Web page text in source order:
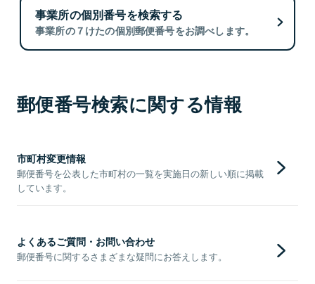
事業所の個別番号を検索する
事業所の７けたの個別郵便番号をお調べします。
郵便番号検索に関する情報
市町村変更情報
郵便番号を公表した市町村の一覧を実施日の新しい順に掲載
しています。
よくあるご質問・お問い合わせ
郵便番号に関するさまざまな疑問にお答えします。